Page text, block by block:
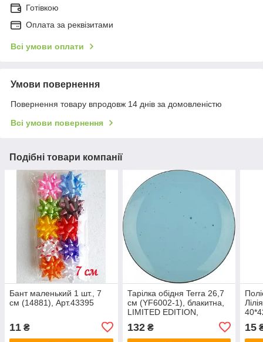
Готівкою
Оплата за реквізитами
Всі умови оплати
Умови повернення
Повернення товару впродовж 14 днів за домовленістю
Всі умови повернення
Подібні товари компанії
Бант маленький 1 шт., 7
см (14881), Арт.43395
11 ₴
Тарілка обідня Terra 26,7
см (YF6002-1), блакитна,
LIMITED EDITION,
132₴ 15